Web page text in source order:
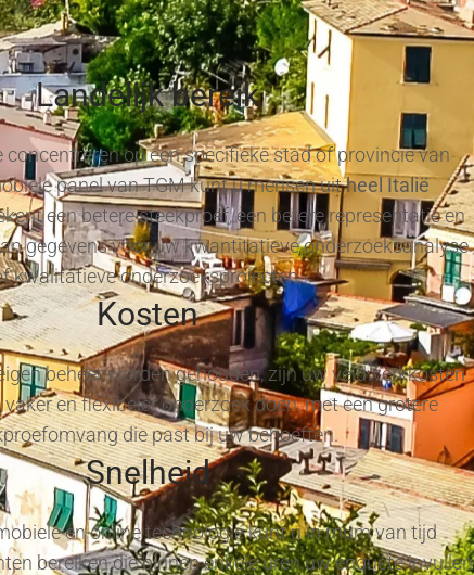
Landelijk bereik
op één specifieke stad of provincie van
panel van TGM kunt u mensen uitheel Italië
een betere steekproef, een betere representatie en
gegevens voor uw kwantitatieve onderzoeksanalyse
kwalitatieve onderzoeksprojecten.
Kosten
beheer worden gehouden, zijn uw veldwerkkosten
en flexibeler onderzoek doen, met een grotere
die past bij uw behoeften.
Snelheid
en online technologie kunt u in mum van tijd
bereiken die binnen enkele uren uw enquête invullen